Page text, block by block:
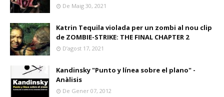
De Maig 30, 2021
Katrin Tequila violada per un zombi al nou clip
de ZOMBIE-STRIKE: THE FINAL CHAPTER 2
D’agost 17, 2021
Kandinsky "Punto y línea sobre el plano" -
Anàlisis
De Gener 07, 2012